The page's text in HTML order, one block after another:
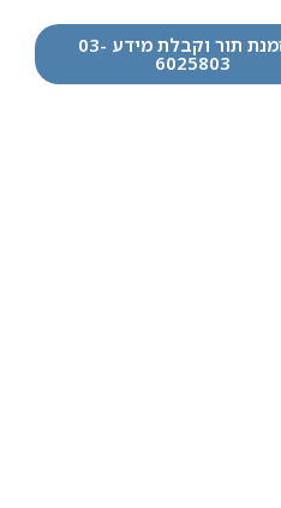
להזמנת תור וקבלת מידע 03-
6025803